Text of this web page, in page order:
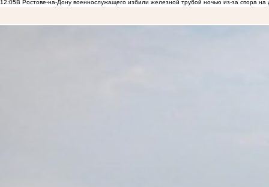
12:05В Ростове-на-Дону военнослужащего избили железной трубой ночью из-за спора на